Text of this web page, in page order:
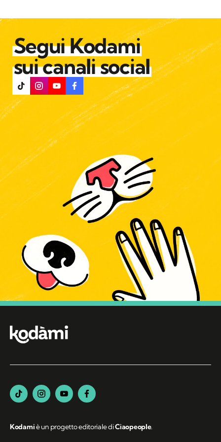
Segui Kodami
sui canali social
Kodamiè un progetto editoriale diCiaopeople.